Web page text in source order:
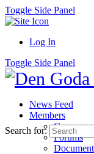
Toggle Side Panel
Log In
Toggle Side Panel
News Feed
Members
Groups
Forums
Search for: